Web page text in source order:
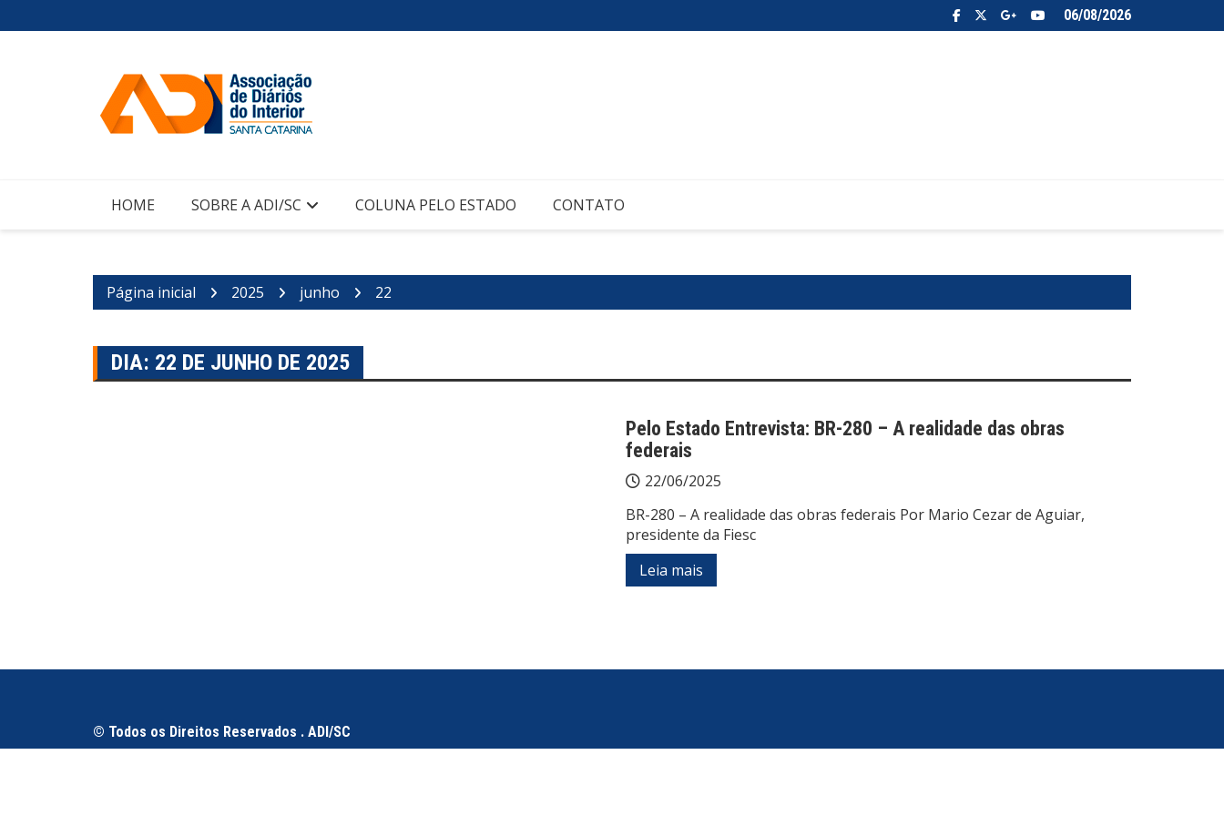
para
06/08/2026
HOME SOBRE A ADI/SC COLUNA PELO ESTADO CONTATO
Página inicial 2025 junho 22
DIA: 22 DE JUNHO DE 2025
Pelo Estado Entrevista: BR-280 – A realidade das obras
federais
22/06/2025
BR-280 – A realidade das obras federais Por Mario Cezar de Aguiar,
presidente da Fiesc
Leia mais
© Todos os Direitos Reservados . ADI/SC